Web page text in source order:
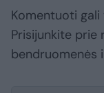
Komentuoti
Prisijunkite
bendruomenės